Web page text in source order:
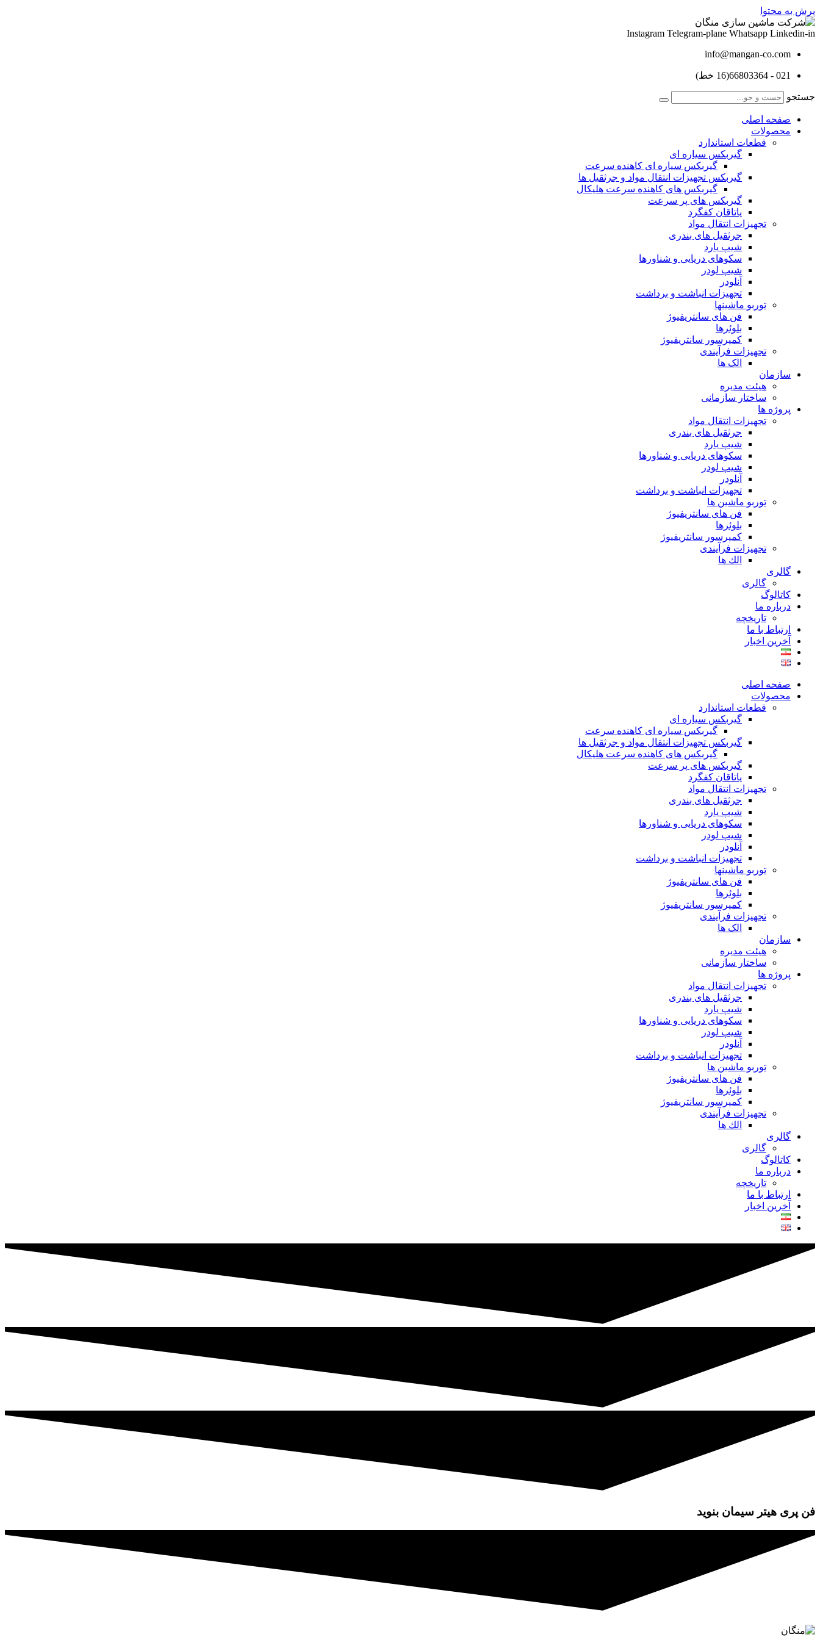
پرش به محتوا
Instagram Telegram-plane Whatsapp Linkedin-in
info@mangan-co.com
021 - 66803364(16 خط)
جستجو
صفحه اصلی
محصولات
قطعات استاندارد
گيربكس سياره ای
گيربكس سياره ای كاهنده سرعت
گيربكس تجهيزات انتقال مواد و جرثقيل ها
گيربكس های كاهنده سرعت هليكال
گيربكس های پر سرعت
ياتاقان كفگرد
تجهیزات انتقال مواد
جرثقیل های بندری
شیپ یارد
سکوهای دریایی و شناورها
شیپ لودر
آنلودر
تجهیزات انباشت و برداشت
توربو ماشینها
فن های سانتریفیوژ
بلوئرها
کمپرسور سانتریفیوژ
تجهیزات فرآیندی
الک ها
سازمان
هيئت مديره
ساختار سازمانی
پروژه ها
تجهيزات انتقال مواد
جرثقيل های بندری
شيپ يارد
سكوهای دريايی و شناورها
شيپ لودر
آنلودر
تجهيزات انباشت و برداشت
توربو ماشين ها
فن های سانتريفيوژ
بلوئرها
کمپرسور سانتریفیوژ
تجهیزات فرآیندی
الك ها
گالری
گالری
کاتالوگ
درباره ما
تاريخچه
ارتباط با ما
آخرین اخبار
صفحه اصلی
محصولات
قطعات استاندارد
گيربكس سياره ای
گيربكس سياره ای كاهنده سرعت
گيربكس تجهيزات انتقال مواد و جرثقيل ها
گيربكس های كاهنده سرعت هليكال
گيربكس های پر سرعت
ياتاقان كفگرد
تجهیزات انتقال مواد
جرثقیل های بندری
شیپ یارد
سکوهای دریایی و شناورها
شیپ لودر
آنلودر
تجهیزات انباشت و برداشت
توربو ماشینها
فن های سانتریفیوژ
بلوئرها
کمپرسور سانتریفیوژ
تجهیزات فرآیندی
الک ها
سازمان
هيئت مديره
ساختار سازمانی
پروژه ها
تجهيزات انتقال مواد
جرثقيل های بندری
شيپ يارد
سكوهای دريايی و شناورها
شيپ لودر
آنلودر
تجهيزات انباشت و برداشت
توربو ماشين ها
فن های سانتريفيوژ
بلوئرها
کمپرسور سانتریفیوژ
تجهیزات فرآیندی
الك ها
گالری
گالری
کاتالوگ
درباره ما
تاريخچه
ارتباط با ما
آخرین اخبار
فن پری هیتر سیمان بنوید